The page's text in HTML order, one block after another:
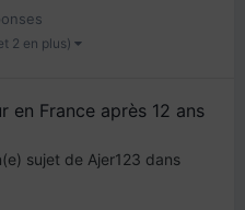
2 en plus)
en France après 12 ans
sujet de Ajer123 dans